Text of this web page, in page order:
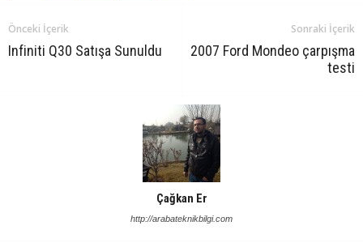
Önceki İçerik
Infiniti Q30 Satışa Sunuldu
Sonraki İçerik
2007 Ford Mondeo çarpışma
testi
Çağkan Er
http://arabateknikbilgi.com